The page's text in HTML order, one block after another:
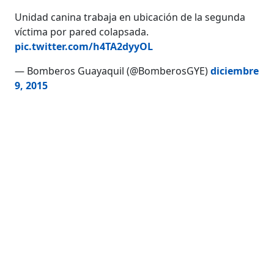
Unidad canina trabaja en ubicación de la segunda
víctima por pared colapsada.
pic.twitter.com/h4TA2dyyOL
— Bomberos Guayaquil (@BomberosGYE)diciembre
9, 2015